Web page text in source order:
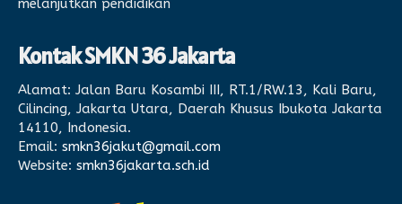
Kontak SMKN 36 Jakarta
Alamat: Jalan Baru Kosambi III, RT.1/RW.13, Kali Baru,
Cilincing, Jakarta Utara, Daerah Khusus Ibukota Jakarta
14110, Indonesia.
Email: smkn36jakut@gmail.com
Website: smkn36jakarta.sch.id